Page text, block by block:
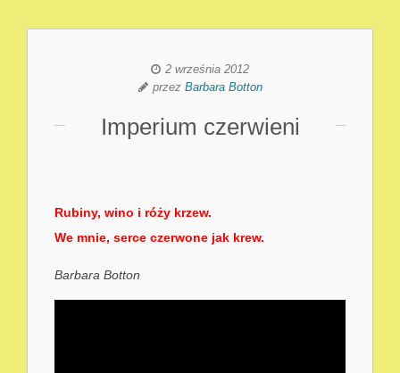
2 września 2012
przez Barbara Botton
Imperium czerwieni
Rubiny, wino i róży krzew.
We mnie, serce czerwone jak krew.
Barbara Botton